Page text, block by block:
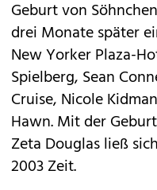
Geburt von
drei Monate später
New Yorker Plaza-
Spielberg, Sean
Cruise, Nicole
Hawn. Mit der
Zeta Douglas ließ
2003 Zeit.